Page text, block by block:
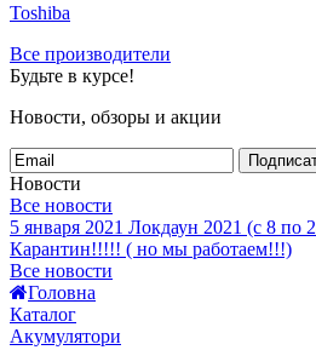
Toshiba
Все производители
Будьте в курсе!
Новости, обзоры и акции
Новости
Все новости
5 января 2021 Локдаун 2021 (с 8 по
Карантин!!!!! ( но мы работаем!!!)
Все новости
Головна
Каталог
Акумулятори